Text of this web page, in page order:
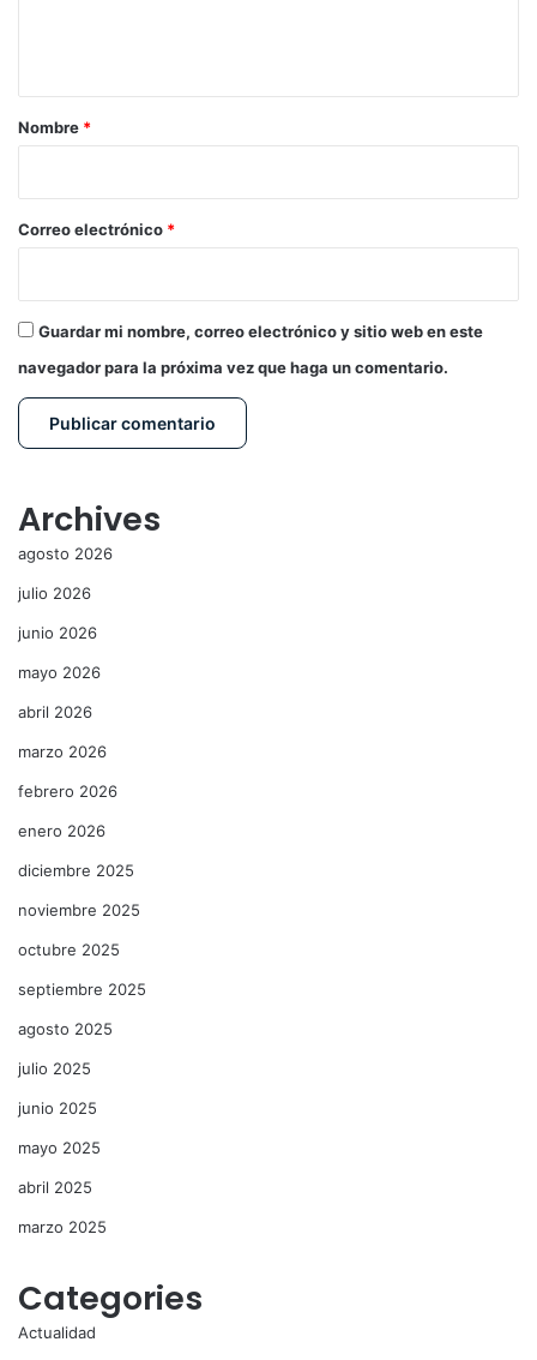
r
*
Nombre *
Correo electrónico *
Guardar mi nombre, correo electrónico y sitio web en este
navegador para la próxima vez que haga un comentario.
Archives
agosto 2026
julio 2026
junio 2026
mayo 2026
abril 2026
marzo 2026
febrero 2026
enero 2026
diciembre 2025
noviembre 2025
octubre 2025
septiembre 2025
agosto 2025
julio 2025
junio 2025
mayo 2025
abril 2025
marzo 2025
Categories
Actualidad